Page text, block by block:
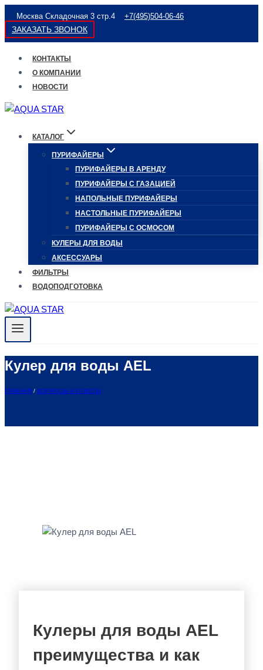
Перейти
к
содержимому
Москва Складочная 3 стр.4 +7(495)504-06-46
ЗАКАЗАТЬ ЗВОНОК
КОНТАКТЫ
О КОМПАНИИ
НОВОСТИ
КАТАЛОГ
ПУРИФАЙЕРЫ
ПУРИФАЙЕРЫ В АРЕНДУ
ПУРИФАЙЕРЫ С ГАЗАЦИЕЙ
НАПОЛЬНЫЕ ПУРИФАЙЕРЫ
НАСТОЛЬНЫЕ ПУРИФАЙЕРЫ
ПУРИФАЙЕРЫ С ОСМОСОМ
КУЛЕРЫ ДЛЯ ВОДЫ
АКСЕССУАРЫ
ФИЛЬТРЫ
ВОДОПОДГОТОВКА
Кулер для воды AEL
ГЛАВНАЯ / ВОПРОСЫ И ОТВЕТЫ
Кулеры для воды AEL
преимущества и как